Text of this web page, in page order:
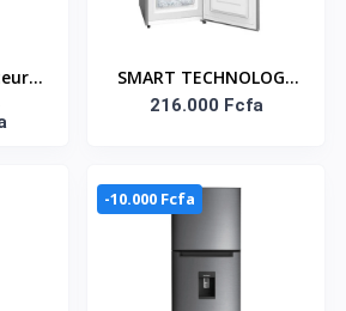
2
-
SMART TECHNOLOGY
Réfrigérateur Combiné
216.000 Fcfa
-10.000 Fcfa